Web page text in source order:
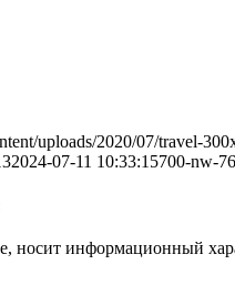
uploads/2020/07/travel-
2024-07-11 10:33:15700-nw-
носит информационный